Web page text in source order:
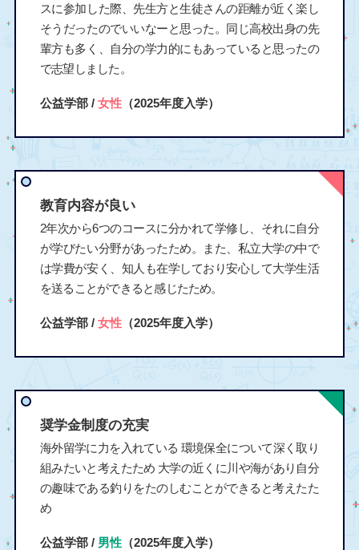
スに参加した際、先生方と生徒さんの距離が近く楽し
そうだったのでいいなーと思った。同じ高校出身の先
輩方も多く、自分の学力的にもあっていると思ったの
で志望しました。
公益学部 / 女性（2025年度入学）
教育内容が良い
2年次から6つのコースに分かれて学修し、それに自分
が学びたい分野があったため。また、私立大学の中で
は学費が安く、知人も在学しており安心して大学生活
を送ることができると感じたため。
公益学部 / 女性（2025年度入学）
奨学金制度の充実
海外留学に力を入れている 環境保全について深く取り
組みたいと考えたため 大学の近くに川や海があり自分
の趣味である釣りをたのしむことができると考えたた
め
公益学部 / 男性（2025年度入学）